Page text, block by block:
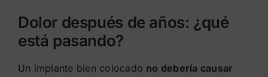
Dolor después de años: ¿qué
está pasando?
Un implante bien colocado no debería causar